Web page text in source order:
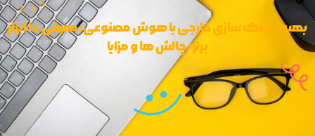
بهبود لینک سازی خارجی با هوش مصنوعی: معرفی ۱۰ ابزار
برتر/چالش ها و مزایا